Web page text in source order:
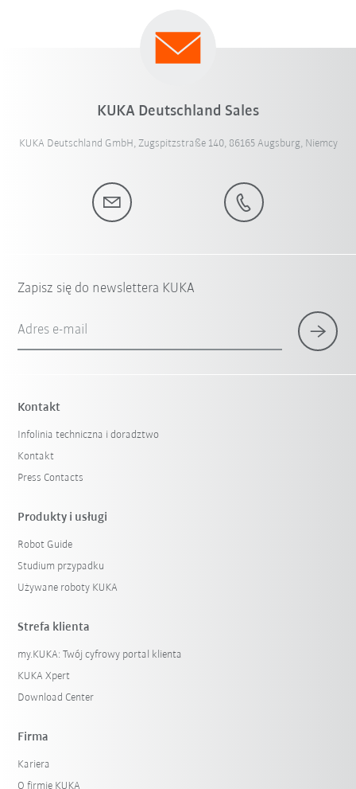
KUKA Deutschland Sales
KUKA Deutschland GmbH, Zugspitzstraße 140, 86165 Augsburg, Niemcy
Zapisz się do newslettera KUKA
Adres e-mail
Kontakt
Infolinia techniczna i doradztwo
Kontakt
Press Contacts
Produkty i usługi
Robot Guide
Studium przypadku
Używane roboty KUKA
Strefa klienta
my.KUKA: Twój cyfrowy portal klienta
KUKA Xpert
Download Center
Firma
Kariera
O firmie KUKA